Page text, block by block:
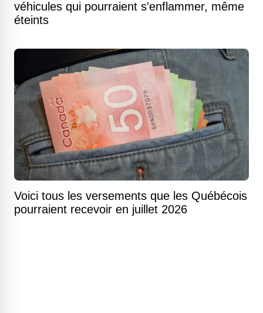
véhicules qui pourraient s'enflammer, même
éteints
Voici tous les versements que les Québécois
pourraient recevoir en juillet 2026